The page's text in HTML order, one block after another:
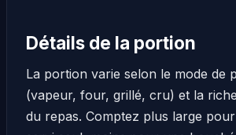
Détails de la portion
La portion varie selon le mode de
(vapeur, four, grillé, cru) et la
du repas. Comptez plus large